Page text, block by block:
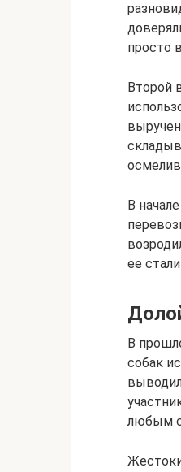
просто
Второй
В
ее
В
собак
любым